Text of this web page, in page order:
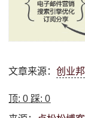
文章来源：创业邦
顶:0 踩:0